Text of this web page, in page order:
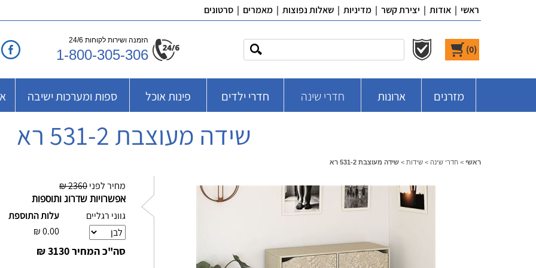
ראשי | אודות | יצירת קשר | מדיניות | שאלות נפוצות | מאמרים | סרטונים
(
0
)
הזמנה ושירות לקוחות 24/6
1-800-305-306
מזרנים ארונות חדרי שינה חדרי ילדים פינות אוכל ספות ומערכות ישיבה
שידה מעוצבת 531-2 רא
ראשי > חדרי שינה > שידות > שידה מעוצבת 531-2 רא
מחיר לפני2360 ₪
אפשרויות שדרוג ותוספות
גווני רגליים
עלות התוספת
0.00
₪
סה"כ המחיר3130 ₪